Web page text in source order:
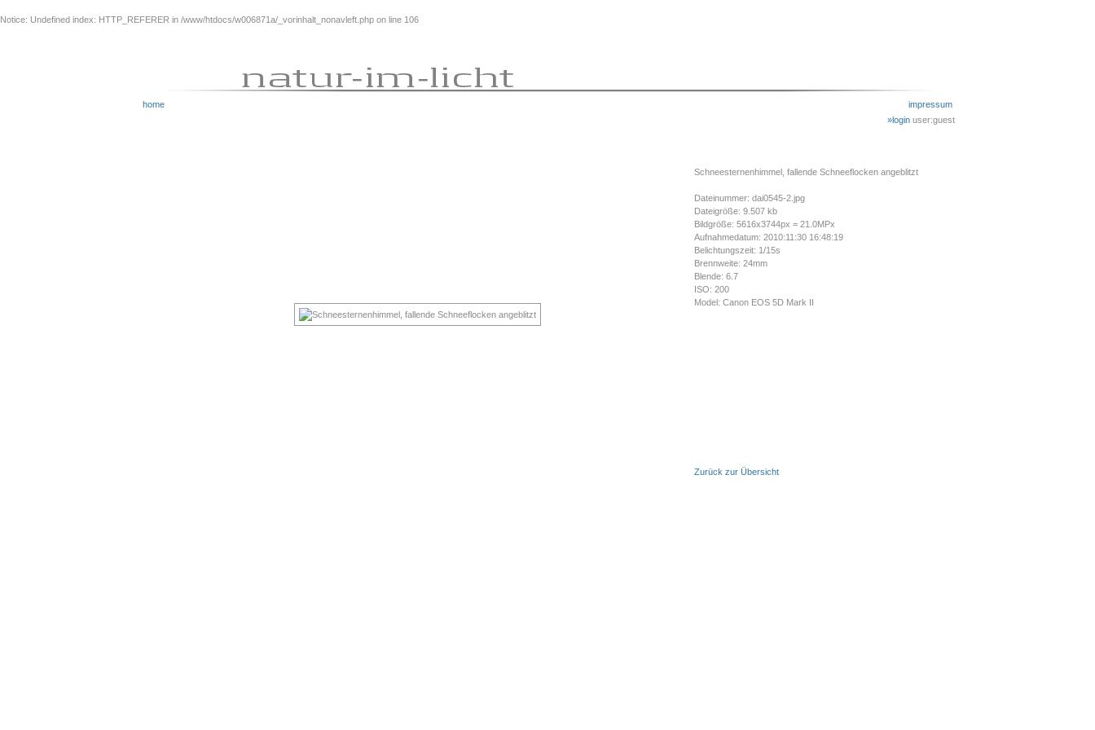
Notice: Undefined index: HTTP_REFERER in /www/htdocs/w006871a/_vorinhalt_nonavleft.php on line 106
home
impressum
»login user:guest
Schneesternenhimmel, fallende Schneeflocken angeblitzt
Dateinummer: dai0545-2.jpg
Dateigröße: 9.507 kb
Bildgröße: 5616x3744px = 21.0MPx
Aufnahmedatum: 2010:11:30 16:48:19
Belichtungszeit: 1/15s
Brennweite: 24mm
Blende: 6.7
ISO: 200
Model: Canon EOS 5D Mark II
Zurück zur Übersicht